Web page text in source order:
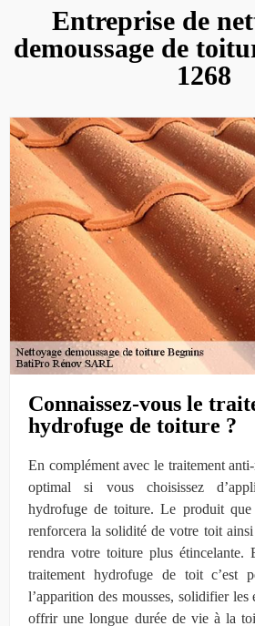
Entreprise de
demoussage de
1268
Connaissez-vous le
hydrofuge de toiture ?
En complément avec le traitement
optimal si vous choisissez
hydrofuge de toiture. Le produit que
renforcera la solidité de votre toit
rendra votre toiture plus étincelante.
traitement hydrofuge de toit c’est
l’apparition des mousses, solidifier les
offrir une longue durée de vie à la